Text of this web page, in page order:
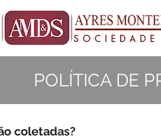
coletadas?
POLÍTICA DE